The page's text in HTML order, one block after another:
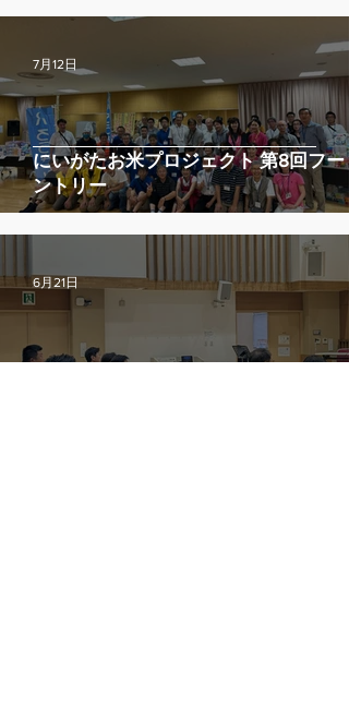
にいがたお米プロジェクト 第8回フー
ントリー
7月12日
6月21日